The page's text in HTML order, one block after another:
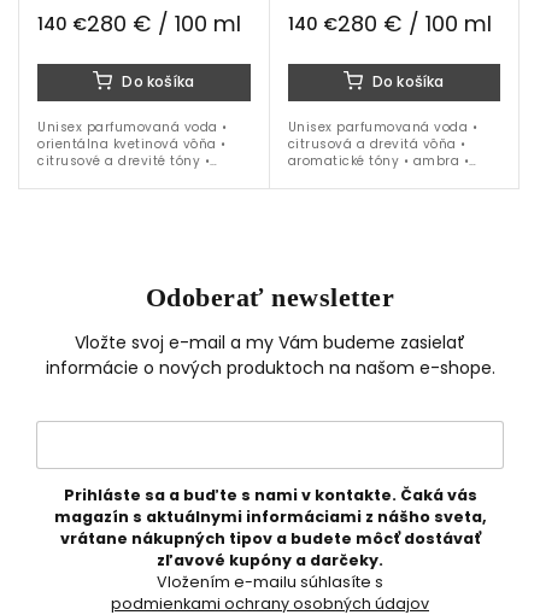
140 €280 € / 100 ml
Do košíka
Unisex parfumovaná voda •
orientálna kvetinová vôňa •
citrusové a drevité tóny •
ml
140 €280 € / 100 ml
Do košíka
Unisex parfumovaná voda •
citrusová a drevitá vôňa •
aromatické tóny • ambra •
Odoberať newsletter
Vložte svoj e-mail a my Vám budeme zasielať
informácie o nových produktoch na našom e-shope.
Prihláste sa a buďte s nami v kontakte. Čaká vás
magazín s aktuálnymi informáciami z nášho sveta,
vrátane nákupných tipov a budete môcť dostávať
zľavové kupóny a darčeky.
podmienkami ochrany osobných údajov